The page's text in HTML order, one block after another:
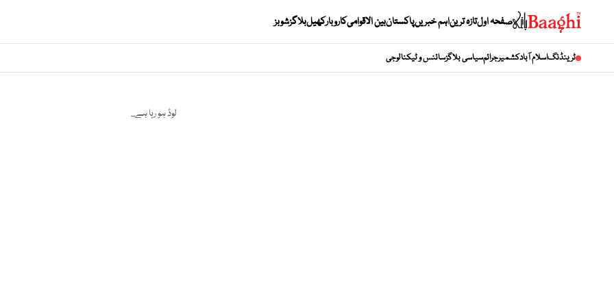
صفحہ اولتازہ تریناہم خبریںپاکستانبین الاقوامیکاروبارکھیلبلاگزشوبز
ٹرینڈنگاسلام آبادکشمیرجرائمسیاسی بلاگزسائنس و ٹیکنالوجی
لوڈ ہو رہا ہے...